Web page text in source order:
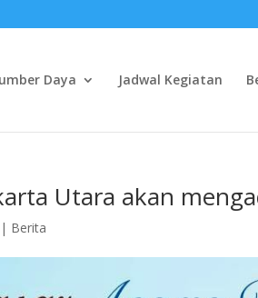
Daya Jadwal Kegiatan
Utara akan
| Berita